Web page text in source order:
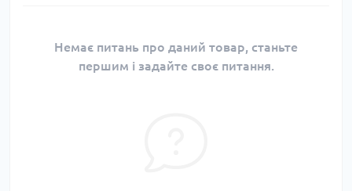
Немає питань про даний товар, станьте
першим і задайте своє питання.